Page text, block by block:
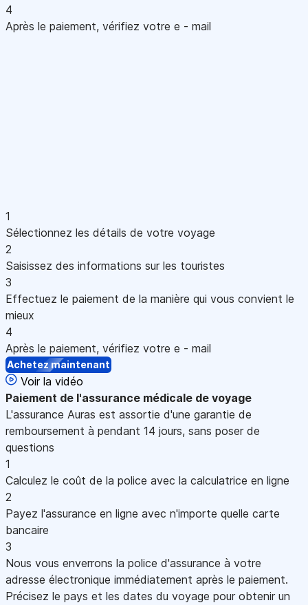
4
Après le paiement, vérifiez votre e - mail
1
Sélectionnez les détails de votre voyage
2
Saisissez des informations sur les touristes
3
Effectuez le paiement de la manière qui vous convient le
mieux
4
Après le paiement, vérifiez votre e - mail
Achetez maintenant
Voir la vidéo
Paiement de l'assurance médicale de voyage
L'assurance Auras est assortie d'une garantie de
remboursement à pendant 14 jours, sans poser de
questions
1
Calculez le coût de la police avec la calculatrice en ligne
2
Payez l'assurance en ligne avec n'importe quelle carte
bancaire
3
Nous vous enverrons la police d'assurance à votre
adresse électronique immédiatement après le paiement.
Précisez le pays et les dates du voyage pour obtenir un